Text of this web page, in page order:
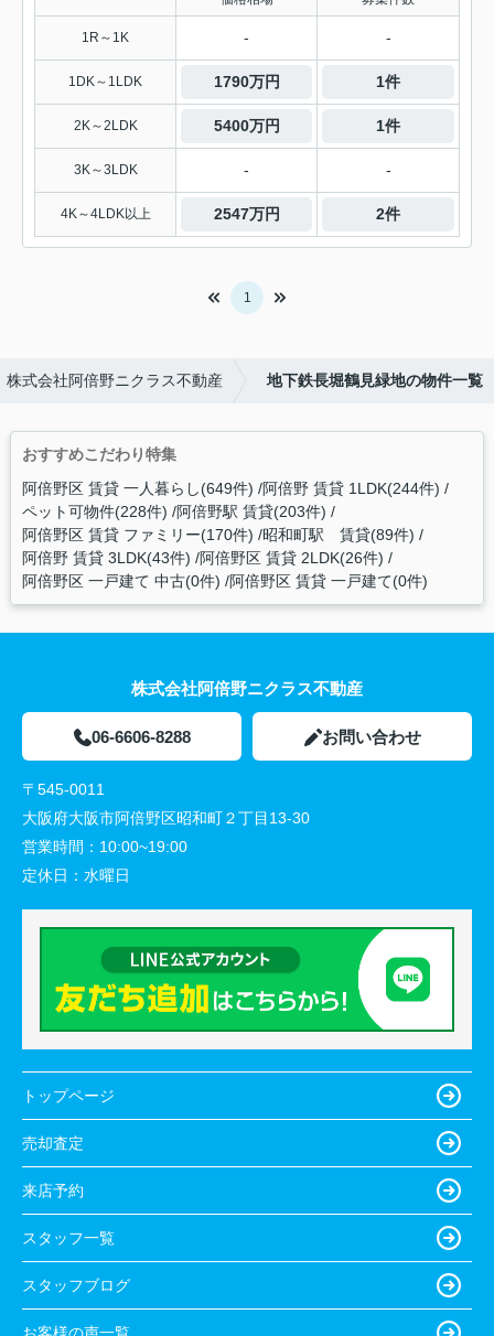
1R～1K - -
1DK～1LDK 1790万円 1件
2K～2LDK 5400万円 1件
3K～3LDK - -
4K～4LDK以上 2547万円 2件
1
株式会社阿倍野ニクラス不動産 地下鉄長堀鶴見緑地の物件一覧
おすすめこだわり特集
阿倍野区 賃貸 一人暮らし(649件) 阿倍野 賃貸 1LDK(244件)
ペット可物件(228件) 阿倍野駅 賃貸(203件)
阿倍野区 賃貸 ファミリー(170件) 昭和町駅 賃貸(89件)
阿倍野 賃貸 3LDK(43件) 阿倍野区 賃貸 2LDK(26件)
阿倍野区 一戸建て 中古(0件) 阿倍野区 賃貸 一戸建て(0件)
株式会社阿倍野ニクラス不動産
06-6606-8288 お問い合わせ
〒545-0011
大阪府大阪市阿倍野区昭和町２丁目13-30
営業時間： 10:00~19:00
定休日： 水曜日
トップページ
売却査定
来店予約
スタッフ一覧
スタッフブログ